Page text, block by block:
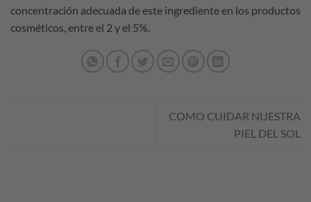
concentración adecuada de este ingrediente en los productos
cosméticos, entre el 2 y el 5%.
COMO CUIDAR NUESTRA
PIEL DEL SOL